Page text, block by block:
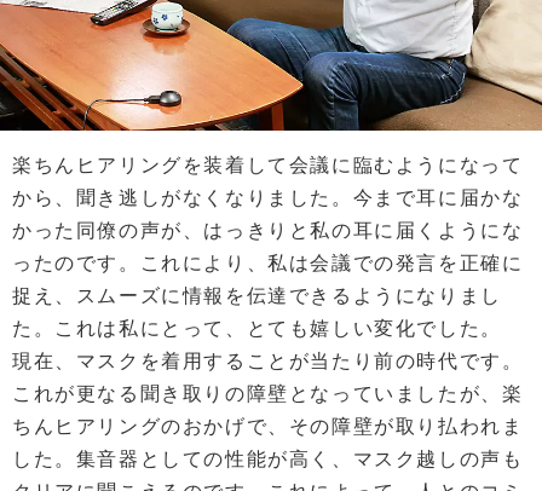
楽ちんヒアリングを装着して会議に臨むようになって
から、聞き逃しがなくなりました。今まで耳に届かな
かった同僚の声が、はっきりと私の耳に届くようにな
ったのです。これにより、私は会議での発言を正確に
捉え、スムーズに情報を伝達できるようになりまし
た。これは私にとって、とても嬉しい変化でした。
現在、マスクを着用することが当たり前の時代です。
これが更なる聞き取りの障壁となっていましたが、楽
ちんヒアリングのおかげで、その障壁が取り払われま
した。集音器としての性能が高く、マスク越しの声も